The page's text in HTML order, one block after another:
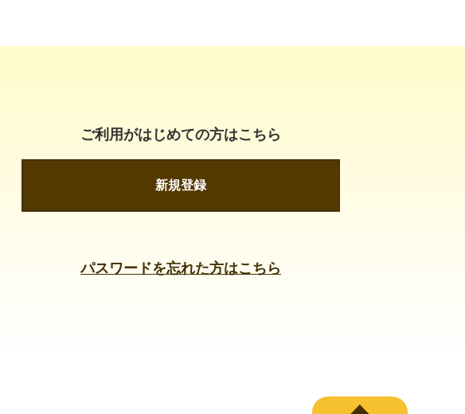
ご利用がはじめての方はこちら
新規登録
パスワードを忘れた方はこちら